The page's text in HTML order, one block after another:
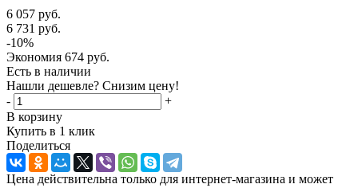
6 057 руб.
6 731 руб.
-10%
Экономия 674 руб.
Есть в наличии
Нашли дешевле? Снизим цену!
-
+
В корзину
Купить в 1 клик
Поделиться
Цена действительна только для интернет-магазина и может